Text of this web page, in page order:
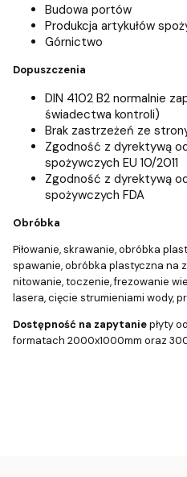
Budowa portów
Produkcja artykułów
Górnictwo
Dopuszczenia
DIN 4102 B2 normalnie
świadectwa kontroli)
Brak zastrzeżeń ze
Zgodność z dyrektywą
spożywczych EU 10/2011
Zgodność z dyrektywą
spożywczych FDA
Obróbka
Piłowanie, skrawanie, obróbka
spawanie, obróbka plastyczna na
nitowanie, toczenie, frezowanie
lasera, cięcie strumieniami wody,
Dostępność na zapytaniepłyty
formatach 2000x1000mm oraz